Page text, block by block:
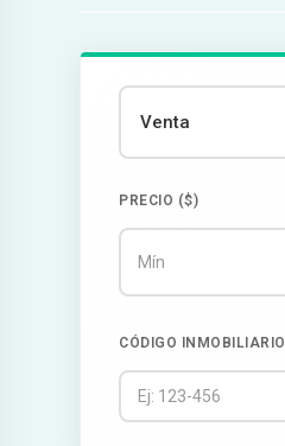
PRECIO ($)
CÓDIGO INMOBILIARIO